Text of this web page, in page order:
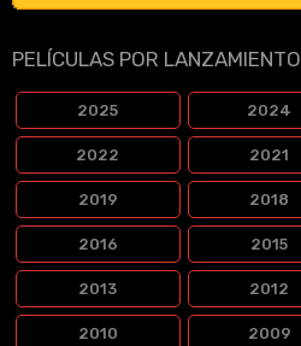
PELÍCULAS POR LANZAMIENTO
2025 2024
2022 2021
2019 2018
2016 2015
2013 2012
2010 2009